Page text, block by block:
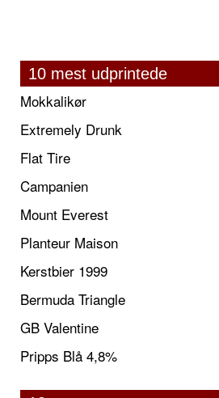
10 mest udprintede
Mokkalikør
Extremely Drunk
Flat Tire
Campanien
Mount Everest
Planteur Maison
Kerstbier 1999
Bermuda Triangle
GB Valentine
Pripps Blå 4,8%